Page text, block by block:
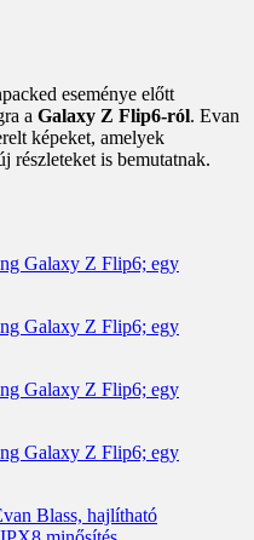
eseménye előtt
a Galaxy Z Flip6-ról. Evan
képeket, amelyek
részleteket is bemutatnak.